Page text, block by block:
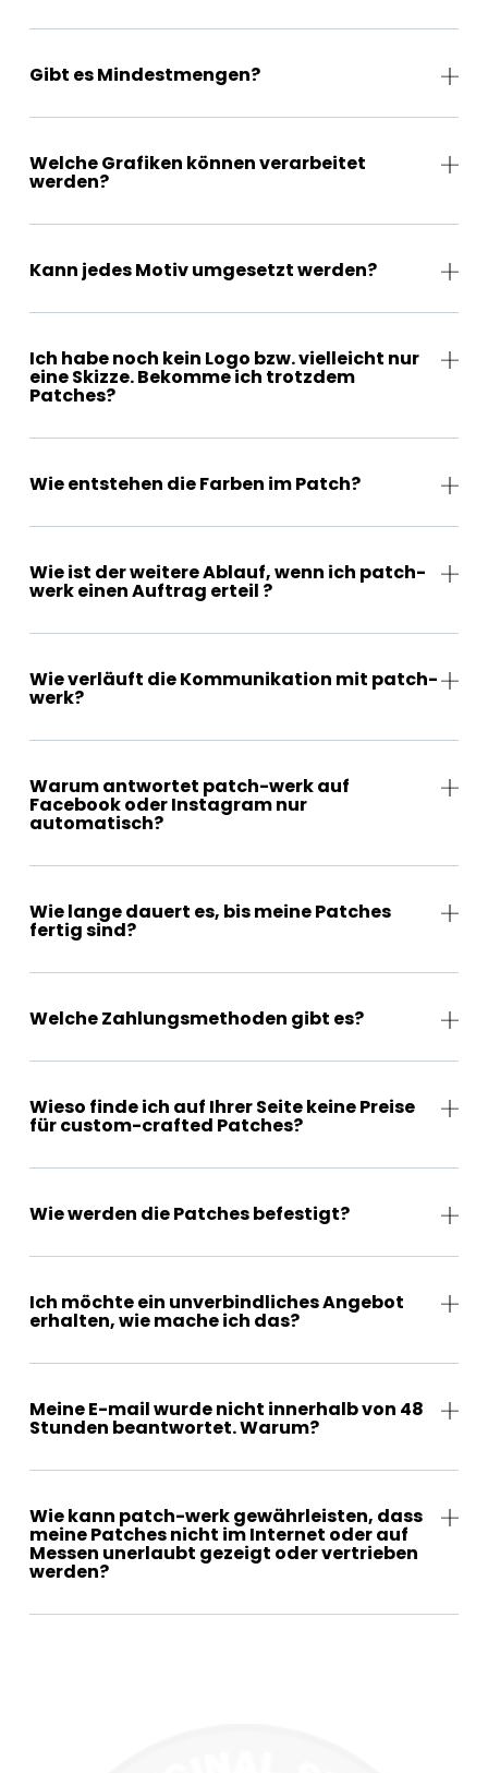
Gibt es Mindestmengen?
Welche Grafiken können verarbeitet
werden?
Kann jedes Motiv umgesetzt werden?
Ich habe noch kein Logo bzw. vielleicht nur
eine Skizze. Bekomme ich trotzdem
Patches?
Wie entstehen die Farben im Patch?
Wie ist der weitere Ablauf, wenn ich patch-
werk einen Auftrag erteil ?
Wie verläuft die Kommunikation mit patch-
werk?
Warum antwortet patch-werk auf
Facebook oder Instagram nur
automatisch?
Wie lange dauert es, bis meine Patches
fertig sind?
Welche Zahlungsmethoden gibt es?
Wieso finde ich auf Ihrer Seite keine Preise
für custom-crafted Patches?
Wie werden die Patches befestigt?
Ich möchte ein unverbindliches Angebot
erhalten, wie mache ich das?
Meine E-mail wurde nicht innerhalb von 48
Stunden beantwortet. Warum?
Wie kann patch-werk gewährleisten, dass
meine Patches nicht im Internet oder auf
Messen unerlaubt gezeigt oder vertrieben
werden?